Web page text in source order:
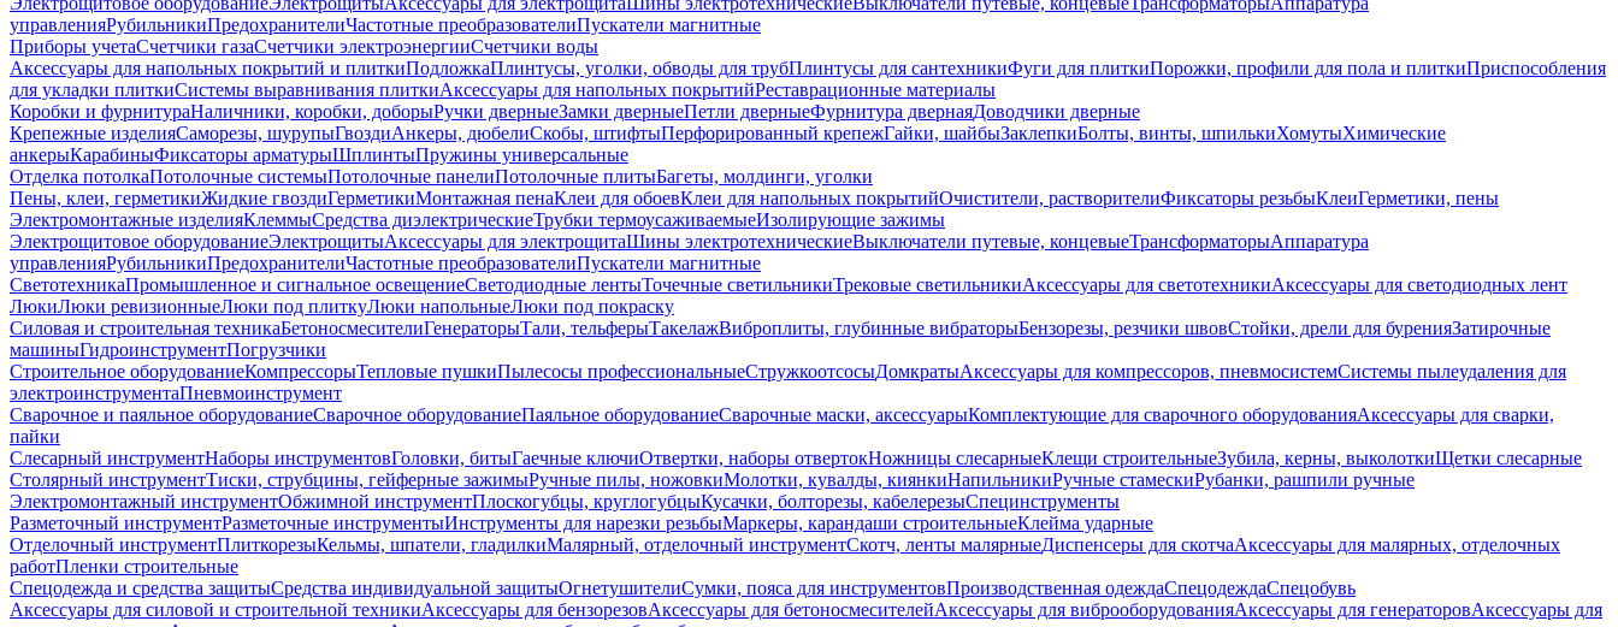
управленияРубильникиПредохранителиЧастотные преобразователиПускатели магнитные
Приборы учетаСчетчики газаСчетчики электроэнергииСчетчики воды
Аксессуары для напольных покрытий и плиткиПодложкаПлинтусы, уголки, обводы для трубПлинтусы для сантехникиФуги для плиткиПорожки, профили для пола и плиткиПриспособления
для укладки плиткиСистемы выравнивания плиткиАксессуары для напольных покрытийРеставрационные материалы
Коробки и фурнитураНаличники, коробки, доборыРучки дверныеЗамки дверныеПетли дверныеФурнитура двернаяДоводчики дверные
Крепежные изделияСаморезы, шурупыГвоздиАнкеры, дюбелиСкобы, штифтыПерфорированный крепежГайки, шайбыЗаклепкиБолты, винты, шпилькиХомутыХимические
анкерыКарабиныФиксаторы арматурыШплинтыПружины универсальные
Отделка потолкаПотолочные системыПотолочные панелиПотолочные плитыБагеты, молдинги, уголки
Пены, клеи, герметикиЖидкие гвоздиГерметикиМонтажная пенаКлеи для обоевКлеи для напольных покрытийОчистители, растворителиФиксаторы резьбыКлеиГерметики, пены
Электромонтажные изделияКлеммыСредства диэлектрическиеТрубки термоусаживаемыеИзолирующие зажимы
Электрощитовое оборудованиеЭлектрощитыАксессуары для электрощитаШины электротехническиеВыключатели путевые, концевыеТрансформаторыАппаратура
управленияРубильникиПредохранителиЧастотные преобразователиПускатели магнитные
СветотехникаПромышленное и сигнальное освещениеСветодиодные лентыТочечные светильникиТрековые светильникиАксессуары для светотехникиАксессуары для светодиодных лент
ЛюкиЛюки ревизионныеЛюки под плиткуЛюки напольныеЛюки под покраску
Силовая и строительная техникаБетоносмесителиГенераторыТали, тельферыТакелажВиброплиты, глубинные вибраторыБензорезы, резчики швовСтойки, дрели для буренияЗатирочные
машиныГидроинструментПогрузчики
Строительное оборудованиеКомпрессорыТепловые пушкиПылесосы профессиональныеСтружкоотсосыДомкратыАксессуары для компрессоров, пневмосистемСистемы пылеудаления для
электроинструментаПневмоинструмент
Сварочное и паяльное оборудованиеСварочное оборудованиеПаяльное оборудованиеСварочные маски, аксессуарыКомплектующие для сварочного оборудованияАксессуары для сварки,
пайки
Слесарный инструментНаборы инструментовГоловки, битыГаечные ключиОтвертки, наборы отвертокНожницы слесарныеКлещи строительныеЗубила, керны, выколоткиЩетки слесарные
Столярный инструментТиски, струбцины, гейферные зажимыРучные пилы, ножовкиМолотки, кувалды, киянкиНапильникиРучные стамескиРубанки, рашпили ручные
Электромонтажный инструментОбжимной инструментПлоскогубцы, круглогубцыКусачки, болторезы, кабелерезыСпецинструменты
Разметочный инструментРазметочные инструментыИнструменты для нарезки резьбыМаркеры, карандаши строительныеКлейма ударные
Отделочный инструментПлиткорезыКельмы, шпатели, гладилкиМалярный, отделочный инструментСкотч, ленты малярныеДиспенсеры для скотчаАксессуары для малярных, отделочных
работПленки строительные
Спецодежда и средства защитыСредства индивидуальной защитыОгнетушителиСумки, пояса для инструментовПроизводственная одеждаСпецодеждаСпецобувь
Аксессуары для силовой и строительной техникиАксессуары для бензорезовАксессуары для бетоносмесителейАксессуары для виброоборудованияАксессуары для генераторовАксессуары для